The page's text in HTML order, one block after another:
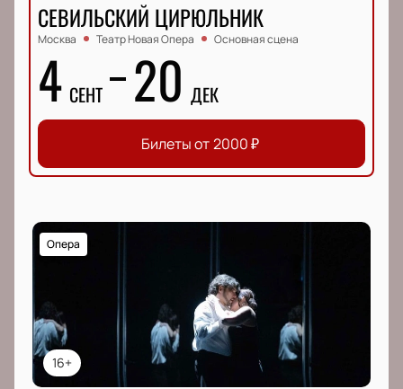
СЕВИЛЬСКИЙ ЦИРЮЛЬНИК
Москва Театр Новая Опера Основная сцена
4 СЕНТ 20 ДЕК
Билеты от 2000₽
16+
Опера